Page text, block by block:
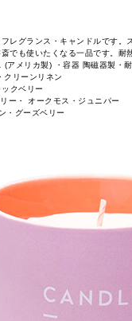
レグランス・キャンドルです
でも使いたくなる一品です。耐
アメリカ製) ・容器 陶磁器製・
クリーンリネン
クベリー
ー・ オークモス・ジュニパー
・グーズベリー